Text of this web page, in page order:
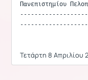
Πανεπιστημίου
Τετάρτη 8 Απριλίου